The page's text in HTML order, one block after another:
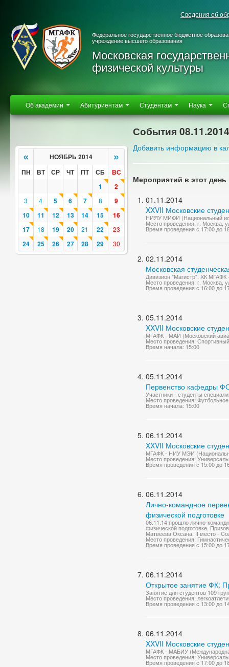
Сведения об
Федеральное государственное бюджетное
учреждение высшего образования
Московская
физической культуры
Об академии Абитуриентам Студентам Наука
« НОЯБРЬ 2014 »
ПН ВТ СР ЧТ ПТ СБ
ВС
1
2
3 4 5 6 7 8
9
10
11 12 13 14 15
16
17
18 19 20 21 22 23
24 25 26 27 28 29 30
События 08.11.2014
Добавить информацию в
Мероприятий в этот день
01.11.2014
XXVII Московские
НИЯУ МИФИ (Национальный
Место проведения: г. Москва,
Время проведения с 17:00 до
02.11.2014
Московская
Дивизион "Магистр". ХК
Место проведения: г. Москва,
Время проведения с 16:00 до
05.11.2014
XXVII Московские
МГАФК - МАИ (Московский
Место проведения:
Время начала: 15:00
05.11.2014
Первенство кафедры
Участники - студенты
Место проведения:
Время начала: 15:00
06.11.2014
XXVII Московские
МГАФК - НИУ МЭИ
Место проведения:
Время проведения с 15:00 до
06.11.2014
Лично-командное
физической подготовке
06.11.14 прошло лично-
физической подготовке.
Матвеева Оксана, II место -
Место проведения:
Время проведения с 15:00 до
06.11.2014
Открытое занятие ФК:
Занятие для студентов 109
Место проведения:
Время проведения с 13:00 до
06.11.2014
XXVII Московские
МГАФК - МАБИУ
Место проведения:
Время проведения с 17:00 до